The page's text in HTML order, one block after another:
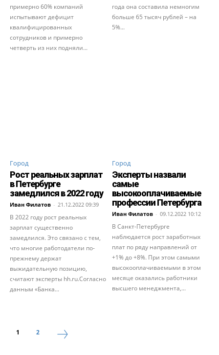
примерно 60% компаний
испытывают дефицит
квалифицированных
сотрудников и примерно
четверть из них подняли...
года она составила немногим
больше 65 тысяч рублей – на
5%...
Город
Рост реальных зарплат
в Петербурге
замедлился в 2022 году
Иван Филатов - 21.12.2022 09:39
В 2022 году рост реальных
зарплат существенно
замедлился. Это связано с тем,
что многие работодатели по-
прежнему держат
выжидательную позицию,
считают эксперты hh.ru.Согласно
данным «Банка...
Город
Эксперты назвали
самые
высокооплачиваемые
профессии Петербурга
Иван Филатов - 09.12.2022 10:12
В Санкт-Петербурге
наблюдается рост заработных
плат по ряду направлений от
+1% до +8%. При этом самыми
высокооплачиваемыми в этом
месяце оказались работники
высшего менеджмента,...
1 2